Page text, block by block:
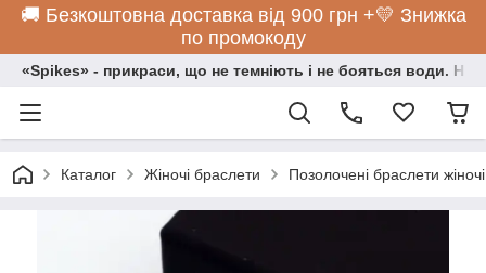
🚚 Безкоштовна доставка від 900 грн +💛 Знижка
по промокоду
«Spikes» - прикраси, що не темніють і не бояться води.
Каталог Жіночі браслети Позолочені браслети жіночі